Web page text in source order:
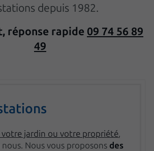
depuis 1982.
réponse rapide 09 74 56 89
49
jardin ou votre propriété,
Nous vous proposons des